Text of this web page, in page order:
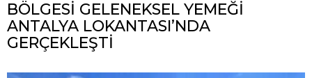
BÖLGESİ GELENEKSEL YEMEĞİ
ANTALYA LOKANTASI’NDA
GERÇEKLEŞTİ